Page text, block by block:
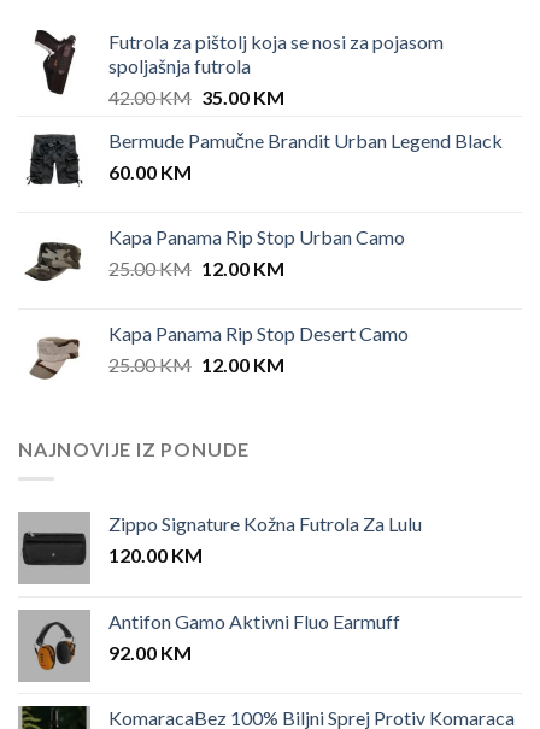
Futrola za pištolj koja se nosi za pojasom
spoljašnja futrola
42.00KM Original
was:
35.00 KMCurrent
is:
Bermude Pamučne Brandit Urban Legend Black
60.00 KM
Kapa Panama Rip Stop Urban Camo
25.00KM Original
25.00 KM.
12.00 KMCurrent
12.00 KM.
Kapa Panama Rip Stop Desert Camo
25.00KM Original
25.00 KM.
12.00 KMCurrent
NAJNOVIJE IZ PONUDE
Zippo Signature Kožna Futrola Za Lulu
120.00 KM
Antifon Gamo Aktivni Fluo Earmuff
92.00 KM
KomaracaBez 100% Biljni Sprej Protiv Komaraca